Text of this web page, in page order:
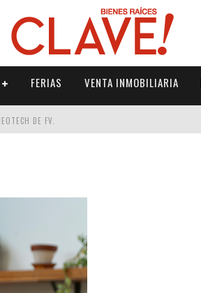
FERIAS VENTA INMOBILIARIA
DE FV.
ESPACIO